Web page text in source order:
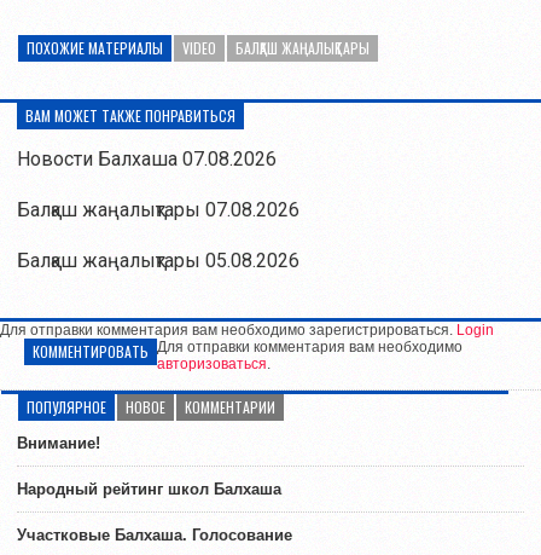
ПОХОЖИЕ МАТЕРИАЛЫ VIDEO БАЛҚАШ ЖАҢАЛЫҚТАРЫ
ВАМ МОЖЕТ ТАКЖЕ ПОНРАВИТЬСЯ
Новости Балхаша 07.08.2026
Балқаш жаңалықтары 07.08.2026
Балқаш жаңалықтары 05.08.2026
Для отправки комментария вам необходимо зарегистрироваться. Login
КОММЕНТИРОВАТЬ Для отправки комментария вам необходимо
авторизоваться.
ПОПУЛЯРНОЕ НОВОЕ КОММЕНТАРИИ
Внимание!
Народный рейтинг школ Балхаша
Участковые Балхаша. Голосование